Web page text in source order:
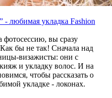
- любимая укладка Fashion
вы сразу
бы не так! Сначала над
визажисты: они с
и укладку волос. И на
чтобы рассказать о
укладке - локонах.